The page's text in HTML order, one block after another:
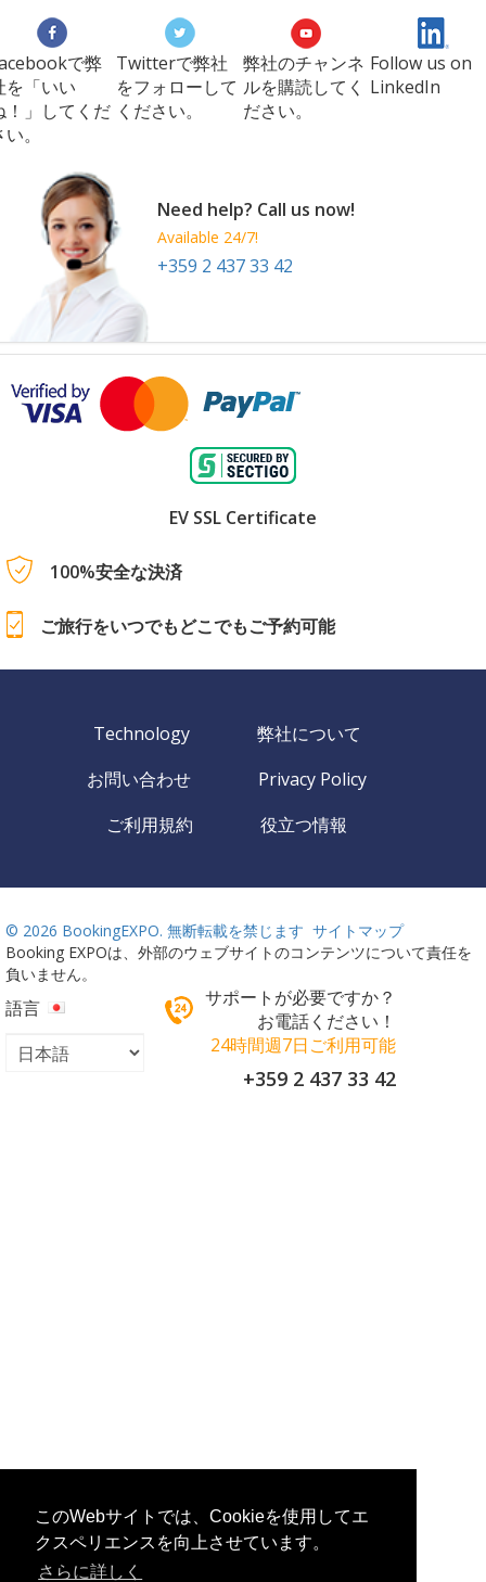
このWebサイトでは、Cookieを使用してエ
クスペリエンスを向上させています。
さらに詳しく
で弊
を「いい
！」してくだ
。
Twitterで弊社
をフォローして
ください。
弊社のチャンネ
ルを購読してく
ださい。
Follow us on
LinkedIn
Need help? Call us now!
Available 24/7!
+359 2 437 33 42
EV SSL Certificate
100%安全な決済
ご旅行をいつでもどこでもご予約可能
Technology
弊社について
お問い合わせ
Privacy Policy
ご利用規約
役立つ情報
© 2026 BookingEXPO. 無断転載を禁じます サイトマップ
Booking EXPOは、外部のウェブサイトのコンテンツについて責任を
負いません。
語言
サポートが必要ですか？
お電話ください！
24時間週7日ご利用可能
+359 2 437 33 42